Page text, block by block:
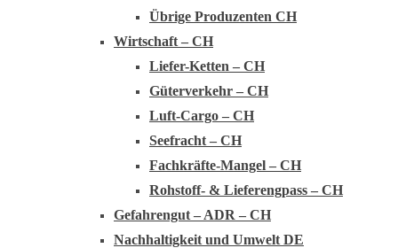
Übrige Produzenten CH
Wirtschaft – CH
Liefer-Ketten – CH
Güterverkehr – CH
Luft-Cargo – CH
Seefracht – CH
Fachkräfte-Mangel – CH
Rohstoff- & Lieferengpass – CH
Gefahrengut – ADR – CH
Nachhaltigkeit und Umwelt DE